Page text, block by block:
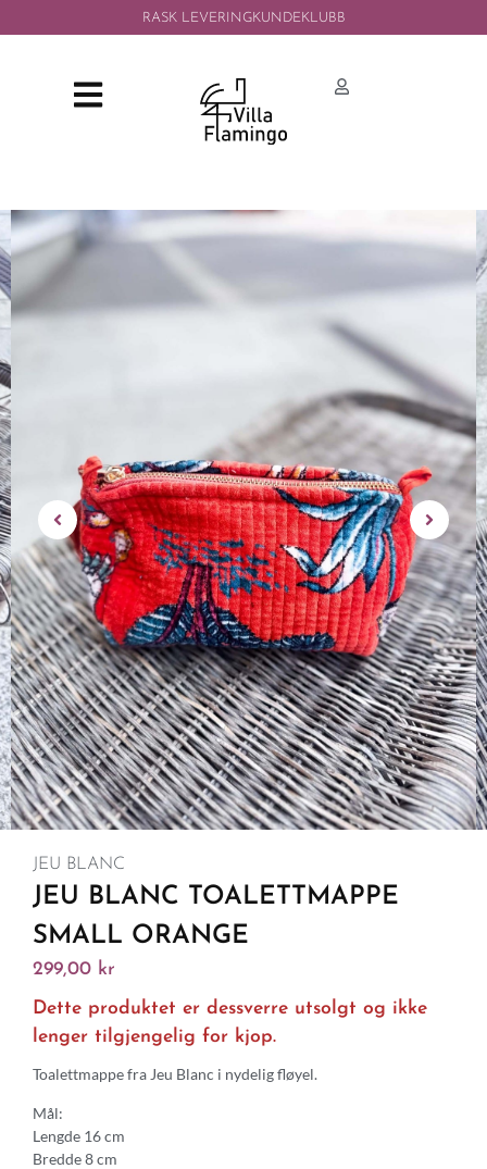
RASK LEVERINGKUNDEKLUBB
JEU BLANC
JEU BLANC TOALETTMAPPE
SMALL ORANGE
299,00 kr
Dette produktet er dessverre utsolgt og ikke
lenger tilgjengelig for kjop.
Toalettmappe fra Jeu Blanc i nydelig fløyel.
Mål:
Lengde 16 cm
Bredde 8 cm